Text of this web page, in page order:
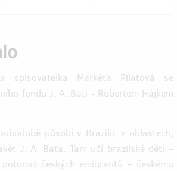
spisovatelka Markéta Pilátová se
fondu J. A. Bati - Robertem Hájkem
působí v Brazílii, v oblastech,
J. A. Baťa. Tam učí brazilské děti –
českých emigrantů – českému